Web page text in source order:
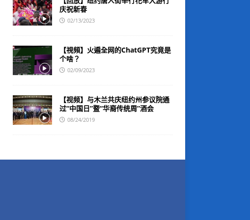
庆祝新春
02/13/2023
【視頻】火遍全网的ChatGPT究竟是
个啥？
02/09/2023
【视频】与木兰共庆纽约州参议院通
过“中国日”暨“华裔传统周”酒会
08/24/2019